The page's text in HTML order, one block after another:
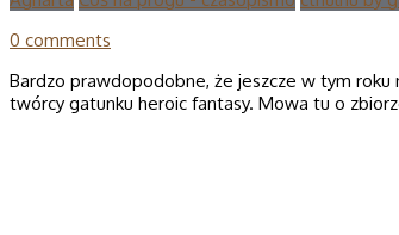
0 comments
Bardzo prawdopodobne, że jeszcze w tym roku
twórcy gatunku heroic fantasy. Mowa tu o